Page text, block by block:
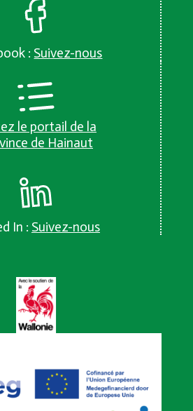
: Suivez-nous
le portail de la
de Hainaut
In : Suivez-nous